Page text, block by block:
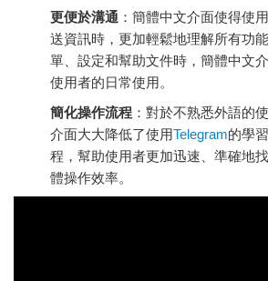
更便於溝通 ：簡體中文介面使得使
送資訊時，更加輕鬆地理解所有功
單、設定和幫助文件時，簡體中文
使用者的日常使用。
簡化操作流程 ：對於不熟悉外語的
介面大大降低了使用Telegram的學
程，幫助使用者更加迅速、準確地
體操作效率。